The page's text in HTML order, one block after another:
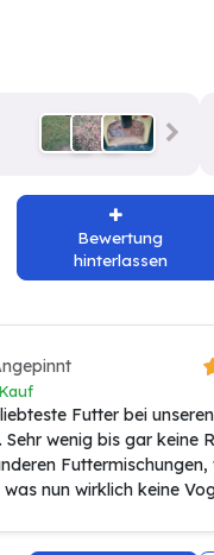
Bewertung
hinterlassen
Futter bei unseren
wenig bis gar keine
nun wirklich keine